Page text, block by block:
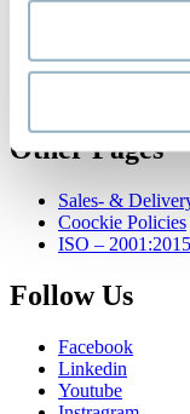
info@axeb.dk
Copyright © 2014 Axeb
Other Pages
Sales- &
Coockie Policies
ISO –
Follow Us
Facebook
Linkedin
Youtube